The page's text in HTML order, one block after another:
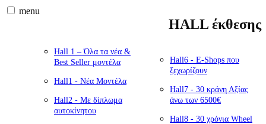
menu
HALL έκθεσης
Hall 1 – Όλα τα νέα &
Best Seller μοντέλα
Hall1 - Νέα Μοντέλα
Hall2 - Με δίπλωμα
αυτοκίνητου
Hall6 - Ε-Shops που
ξεχωρίζουν
Hall7 - 30 κράνη Αξίας
άνω των 6500€
Hall8 - 30 χρόνια Wheel